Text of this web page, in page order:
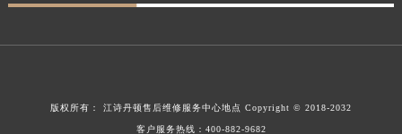
版权所有： 江诗丹顿售后维修服务中心地点 Copyright © 2018-2032
客户服务热线： 400-882-9682